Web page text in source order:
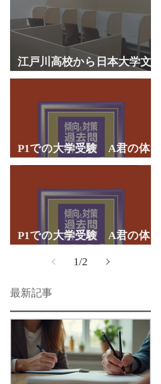
江戸川高校から日本大学文
理学部に合格 合格体験談
P1での大学受験 A君の体
験談パート２
P1での大学受験 A君の体
1/2
最新記事